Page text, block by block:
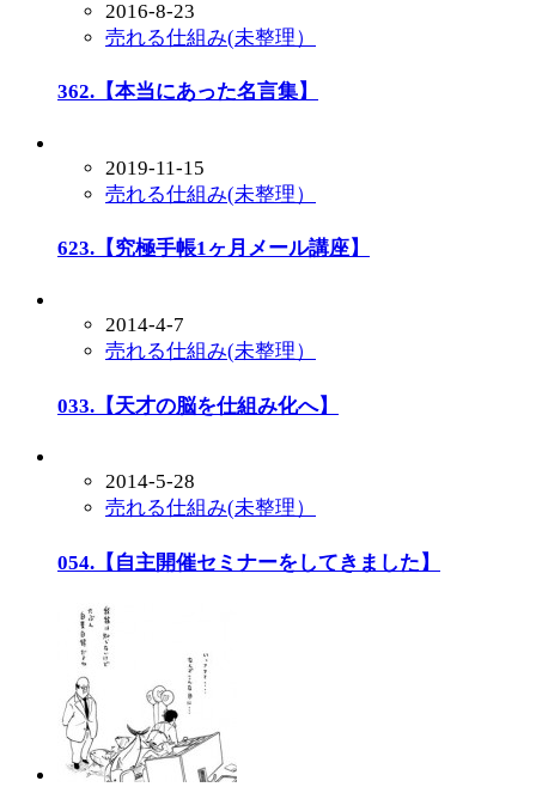
2016-8-23
売れる仕組み(未整理）
362.【本当にあった名言集】
2019-11-15
売れる仕組み(未整理）
623.【究極手帳1ヶ月メール講座】
2014-4-7
売れる仕組み(未整理）
033.【天才の脳を仕組み化へ】
2014-5-28
売れる仕組み(未整理）
054.【自主開催セミナーをしてきました】